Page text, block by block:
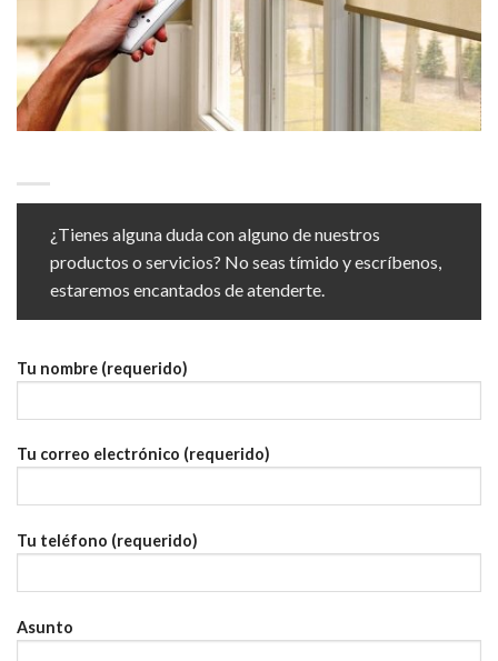
¿Tienes alguna duda con alguno de nuestros
productos o servicios? No seas tímido y escríbenos,
estaremos encantados de atenderte.
Tu nombre (requerido)
Tu correo electrónico (requerido)
Tu teléfono (requerido)
Asunto